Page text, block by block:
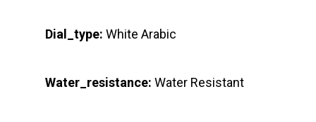
Dial_type: White Arabic
Water_resistance: Water Resistant